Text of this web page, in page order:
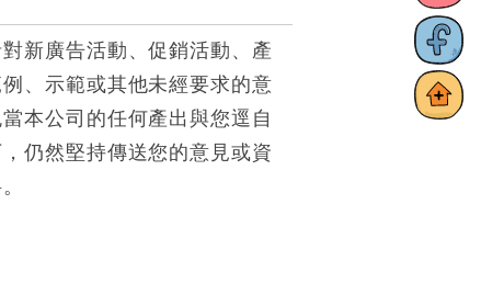
新廣告活動、促銷活動、產
、示範或其他未經要求的意
本公司的任何產出與您逕自
仍然堅持傳送您的意見或資